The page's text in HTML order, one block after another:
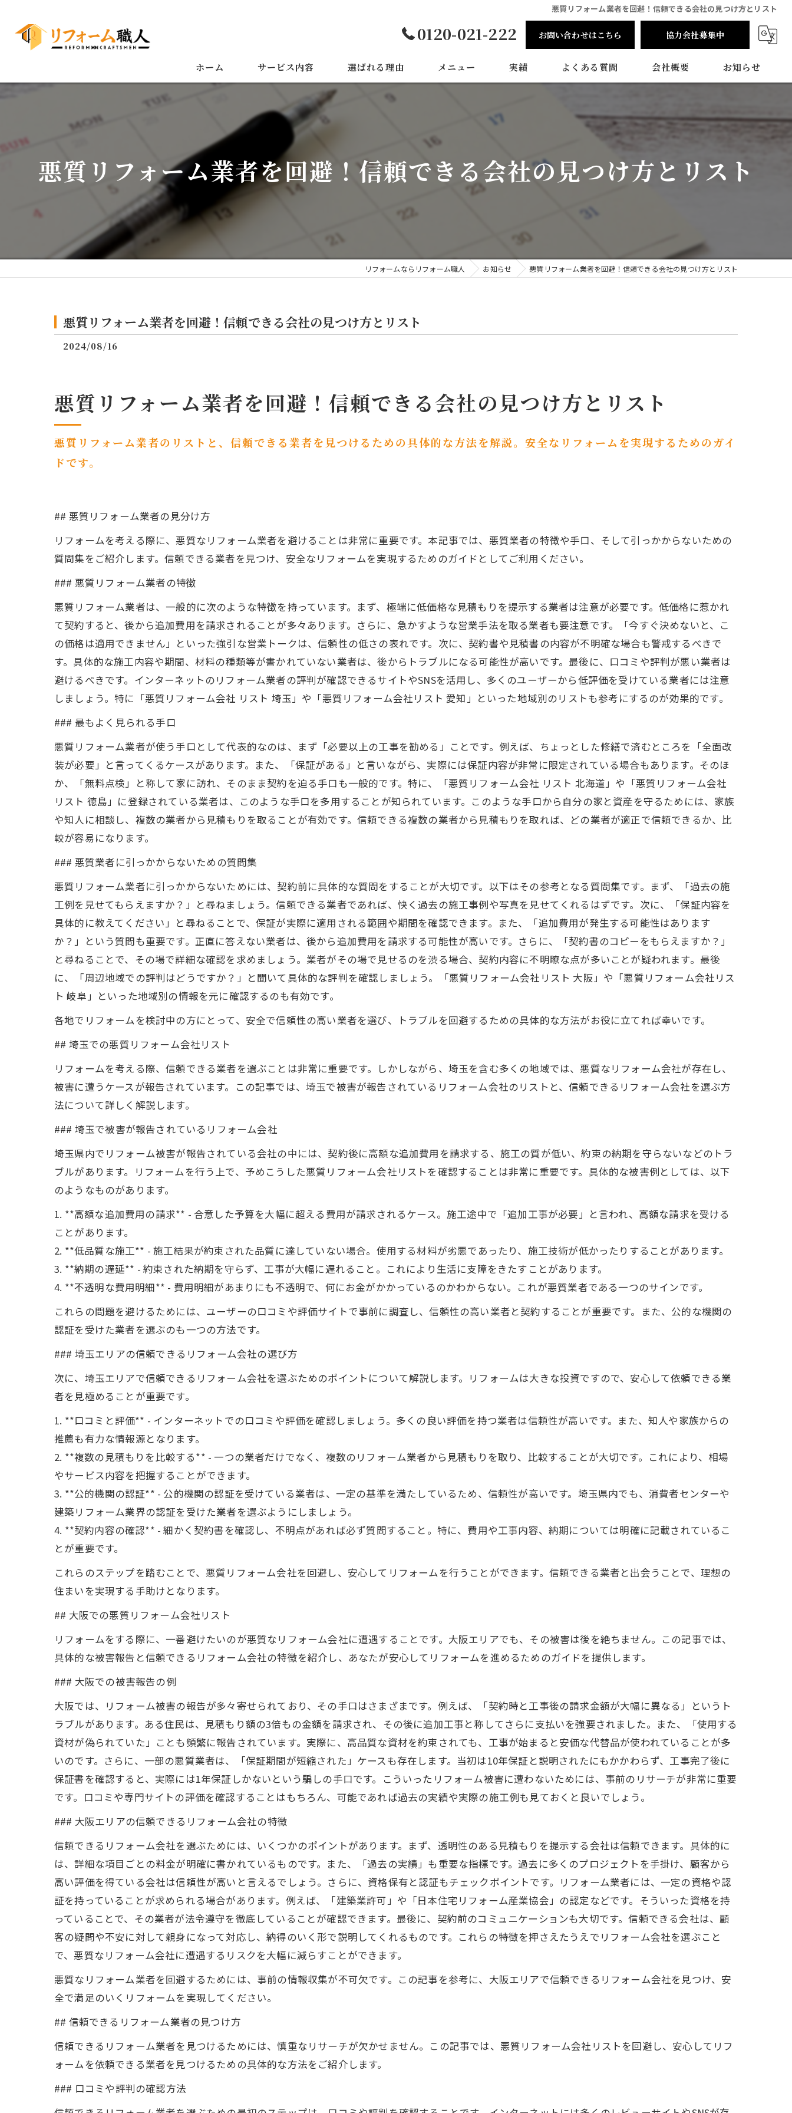
悪質リフォーム業者を回避！信頼できる会社の見つけ方とリスト
0120-021-222 お問い合わせはこちら 協力会社募集中
ホーム サービス内容 選ばれる理由 メニュー 実績 よくある質問 会社概要 お知らせ
悪質リフォーム業者を回避！信頼できる会社の見つけ方とリスト
リフォームならリフォーム職人 お知らせ 悪質リフォーム業者を回避！信頼できる会社の見つけ方とリスト
悪質リフォーム業者を回避！信頼できる会社の見つけ方とリスト
2024/08/16
悪質リフォーム業者を回避！信頼できる会社の見つけ方とリスト
悪質リフォーム業者のリストと、信頼できる業者を見つけるための具体的な方法を解説。安全なリフォームを実現するためのガイ
ドです。
## 悪質リフォーム業者の見分け方
リフォームを考える際に、悪質なリフォーム業者を避けることは非常に重要です。本記事では、悪質業者の特徴や手口、そして引っかからないための
質問集をご紹介します。信頼できる業者を見つけ、安全なリフォームを実現するためのガイドとしてご利用ください。
### 悪質リフォーム業者の特徴
悪質リフォーム業者は、一般的に次のような特徴を持っています。まず、極端に低価格な見積もりを提示する業者は注意が必要です。低価格に惹かれ
て契約すると、後から追加費用を請求されることが多々あります。さらに、急かすような営業手法を取る業者も要注意です。「今すぐ決めないと、こ
の価格は適用できません」といった強引な営業トークは、信頼性の低さの表れです。次に、契約書や見積書の内容が不明確な場合も警戒するべきで
す。具体的な施工内容や期間、材料の種類等が書かれていない業者は、後からトラブルになる可能性が高いです。最後に、口コミや評判が悪い業者は
避けるべきです。インターネットのリフォーム業者の評判が確認できるサイトやSNSを活用し、多くのユーザーから低評価を受けている業者には注意
しましょう。特に「悪質リフォーム会社 リスト 埼玉」や「悪質リフォーム会社リスト 愛知」といった地域別のリストも参考にするのが効果的です。
### 最もよく見られる手口
悪質リフォーム業者が使う手口として代表的なのは、まず「必要以上の工事を勧める」ことです。例えば、ちょっとした修繕で済むところを「全面改
装が必要」と言ってくるケースがあります。また、「保証がある」と言いながら、実際には保証内容が非常に限定されている場合もあります。そのほ
か、「無料点検」と称して家に訪れ、そのまま契約を迫る手口も一般的です。特に、「悪質リフォーム会社 リスト 北海道」や「悪質リフォーム会社
リスト 徳島」に登録されている業者は、このような手口を多用することが知られています。このような手口から自分の家と資産を守るためには、家族
や知人に相談し、複数の業者から見積もりを取ることが有効です。信頼できる複数の業者から見積もりを取れば、どの業者が適正で信頼できるか、比
較が容易になります。
### 悪質業者に引っかからないための質問集
悪質リフォーム業者に引っかからないためには、契約前に具体的な質問をすることが大切です。以下はその参考となる質問集です。まず、「過去の施
工例を見せてもらえますか？」と尋ねましょう。信頼できる業者であれば、快く過去の施工事例や写真を見せてくれるはずです。次に、「保証内容を
具体的に教えてください」と尋ねることで、保証が実際に適用される範囲や期間を確認できます。また、「追加費用が発生する可能性はあります
か？」という質問も重要です。正直に答えない業者は、後から追加費用を請求する可能性が高いです。さらに、「契約書のコピーをもらえますか？」
と尋ねることで、その場で詳細な確認を求めましょう。業者がその場で見せるのを渋る場合、契約内容に不明瞭な点が多いことが疑われます。最後
に、「周辺地域での評判はどうですか？」と聞いて具体的な評判を確認しましょう。「悪質リフォーム会社リスト 大阪」や「悪質リフォーム会社リス
ト 岐阜」といった地域別の情報を元に確認するのも有効です。
各地でリフォームを検討中の方にとって、安全で信頼性の高い業者を選び、トラブルを回避するための具体的な方法がお役に立てれば幸いです。
## 埼玉での悪質リフォーム会社リスト
リフォームを考える際、信頼できる業者を選ぶことは非常に重要です。しかしながら、埼玉を含む多くの地域では、悪質なリフォーム会社が存在し、
被害に遭うケースが報告されています。この記事では、埼玉で被害が報告されているリフォーム会社のリストと、信頼できるリフォーム会社を選ぶ方
法について詳しく解説します。
### 埼玉で被害が報告されているリフォーム会社
埼玉県内でリフォーム被害が報告されている会社の中には、契約後に高額な追加費用を請求する、施工の質が低い、約束の納期を守らないなどのトラ
ブルがあります。リフォームを行う上で、予めこうした悪質リフォーム会社リストを確認することは非常に重要です。具体的な被害例としては、以下
のようなものがあります。
1. **高額な追加費用の請求** - 合意した予算を大幅に超える費用が請求されるケース。施工途中で「追加工事が必要」と言われ、高額な請求を受ける
ことがあります。
2. **低品質な施工** - 施工結果が約束された品質に達していない場合。使用する材料が劣悪であったり、施工技術が低かったりすることがあります。
3. **納期の遅延** - 約束された納期を守らず、工事が大幅に遅れること。これにより生活に支障をきたすことがあります。
4. **不透明な費用明細** - 費用明細があまりにも不透明で、何にお金がかかっているのかわからない。これが悪質業者である一つのサインです。
これらの問題を避けるためには、ユーザーの口コミや評価サイトで事前に調査し、信頼性の高い業者と契約することが重要です。また、公的な機関の
認証を受けた業者を選ぶのも一つの方法です。
### 埼玉エリアの信頼できるリフォーム会社の選び方
次に、埼玉エリアで信頼できるリフォーム会社を選ぶためのポイントについて解説します。リフォームは大きな投資ですので、安心して依頼できる業
者を見極めることが重要です。
1. **口コミと評価** - インターネットでの口コミや評価を確認しましょう。多くの良い評価を持つ業者は信頼性が高いです。また、知人や家族からの
推薦も有力な情報源となります。
2. **複数の見積もりを比較する** - 一つの業者だけでなく、複数のリフォーム業者から見積もりを取り、比較することが大切です。これにより、相場
やサービス内容を把握することができます。
3. **公的機関の認証** - 公的機関の認証を受けている業者は、一定の基準を満たしているため、信頼性が高いです。埼玉県内でも、消費者センターや
建築リフォーム業界の認証を受けた業者を選ぶようにしましょう。
4. **契約内容の確認** - 細かく契約書を確認し、不明点があれば必ず質問すること。特に、費用や工事内容、納期については明確に記載されているこ
とが重要です。
これらのステップを踏むことで、悪質リフォーム会社を回避し、安心してリフォームを行うことができます。信頼できる業者と出会うことで、理想の
住まいを実現する手助けとなります。
## 大阪での悪質リフォーム会社リスト
リフォームをする際に、一番避けたいのが悪質なリフォーム会社に遭遇することです。大阪エリアでも、その被害は後を絶ちません。この記事では、
具体的な被害報告と信頼できるリフォーム会社の特徴を紹介し、あなたが安心してリフォームを進めるためのガイドを提供します。
### 大阪での被害報告の例
大阪では、リフォーム被害の報告が多々寄せられており、その手口はさまざまです。例えば、「契約時と工事後の請求金額が大幅に異なる」というト
ラブルがあります。ある住民は、見積もり額の3倍もの金額を請求され、その後に追加工事と称してさらに支払いを強要されました。また、「使用する
資材が偽られていた」ことも頻繁に報告されています。実際に、高品質な資材を約束されても、工事が始まると安価な代替品が使われていることが多
いのです。さらに、一部の悪質業者は、「保証期間が短縮された」ケースも存在します。当初は10年保証と説明されたにもかかわらず、工事完了後に
保証書を確認すると、実際には1年保証しかないという騙しの手口です。こういったリフォーム被害に遭わないためには、事前のリサーチが非常に重要
です。口コミや専門サイトの評価を確認することはもちろん、可能であれば過去の実績や実際の施工例も見ておくと良いでしょう。
### 大阪エリアの信頼できるリフォーム会社の特徴
信頼できるリフォーム会社を選ぶためには、いくつかのポイントがあります。まず、透明性のある見積もりを提示する会社は信頼できます。具体的に
は、詳細な項目ごとの料金が明確に書かれているものです。また、「過去の実績」も重要な指標です。過去に多くのプロジェクトを手掛け、顧客から
高い評価を得ている会社は信頼性が高いと言えるでしょう。さらに、資格保有と認証もチェックポイントです。リフォーム業者には、一定の資格や認
証を持っていることが求められる場合があります。例えば、「建築業許可」や「日本住宅リフォーム産業協会」の認定などです。そういった資格を持
っていることで、その業者が法令遵守を徹底していることが確認できます。最後に、契約前のコミュニケーションも大切です。信頼できる会社は、顧
客の疑問や不安に対して親身になって対応し、納得のいく形で説明してくれるものです。これらの特徴を押さえたうえでリフォーム会社を選ぶこと
で、悪質なリフォーム会社に遭遇するリスクを大幅に減らすことができます。
悪質なリフォーム業者を回避するためには、事前の情報収集が不可欠です。この記事を参考に、大阪エリアで信頼できるリフォーム会社を見つけ、安
全で満足のいくリフォームを実現してください。
## 信頼できるリフォーム業者の見つけ方
信頼できるリフォーム業者を見つけるためには、慎重なリサーチが欠かせません。この記事では、悪質リフォーム会社リストを回避し、安心してリフ
ォームを依頼できる業者を見つけるための具体的な方法をご紹介します。
### 口コミや評判の確認方法